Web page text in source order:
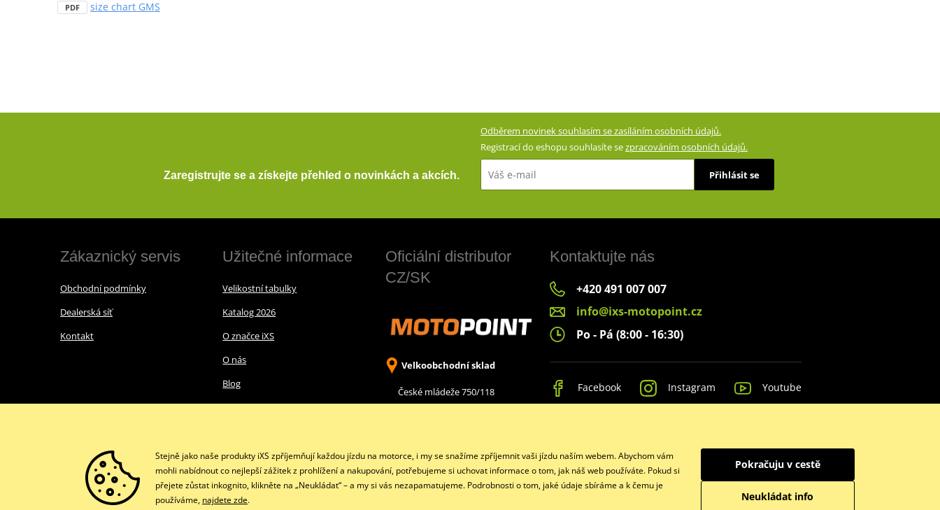
PDF size chart GMS
Zaregistrujte se a získejte přehled o novinkách a akcích.
Odběrem novinek souhlasím se zasíláním osobních údajů.
Registrací do eshopu souhlasíte sezpracováním osobních údajů.
Přihlásit se
Zákaznický servis
Obchodní podmínky
Dealerská síť
Kontakt
Užitečné informace
Velikostní tabulky
Katalog 2026
O značce iXS
O nás
Blog
Oficiální distributor
CZ/SK
Velkoobchodní sklad
České mládeže 750/118
Kontaktujte nás
+420 491 007 007
info@ixs-motopoint.cz
Po - Pá (8:00 - 16:30)
Facebook Instagram Youtube
Stejně jako naše produkty iXS zpříjemňují každou jízdu na motorce, i my se snažíme zpříjemnit vaši jízdu naším webem. Abychom vám
mohli nabídnout co nejlepší zážitek z prohlížení a nakupování, potřebujeme si uchovat informace o tom, jak náš web používáte. Pokud si
přejete zůstat inkognito, klikněte na „Neukládat“ – a my si vás nezapamatujeme. Podrobnosti o tom, jaké údaje sbíráme a k čemu je
používáme, najdete zde. Neukládat info
Pokračuju v cestě